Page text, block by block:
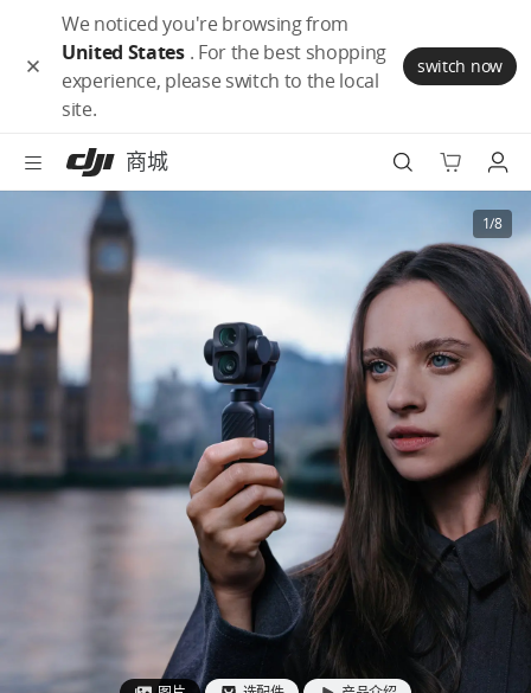
商
碍
明
主
We noticed you're browsing from
United States . For the best shopping
experience, please switch to the local
site.
switch now
商城
航拍无人机
手持拍摄设备
扫地机器人
增值服务
官方翻新机
按场景选购
1/8